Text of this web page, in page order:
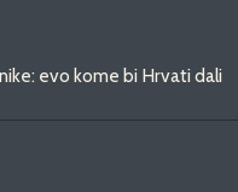
evo kome bi Hrvati dali